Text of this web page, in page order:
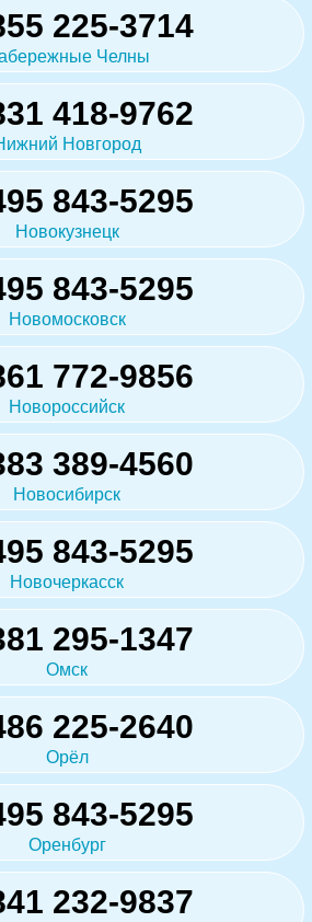
225-3714
Челны
418-9762
Новгород
843-5295
Новокузнецк
843-5295
Новомосковск
772-9856
Новороссийск
389-4560
Новосибирск
843-5295
Новочеркасск
295-1347
Омск
225-2640
Орёл
843-5295
Оренбург
232-9837